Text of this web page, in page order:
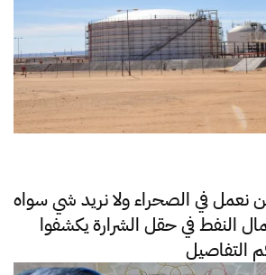
نعمل في الصحراء ولا نريد شي سواه
النفط في حقل الشرارة يكشفوا
التفاصيل